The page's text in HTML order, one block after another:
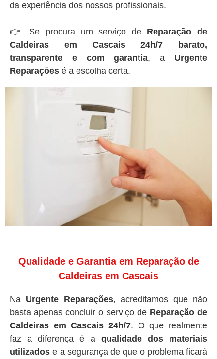
da experiência dos nossos profissionais.
👉 Se procura um serviço de Reparação de
Caldeiras em Cascais 24h/7 barato,
transparente e com garantia, a Urgente
Reparações é a escolha certa.
Qualidade e Garantia em Reparação de
Caldeiras em Cascais
Na Urgente Reparações, acreditamos que não
basta apenas concluir o serviço de Reparação de
Caldeiras em Cascais 24h/7. O que realmente
faz a diferença é a qualidade dos materiais
utilizados e a segurança de que o problema ficará